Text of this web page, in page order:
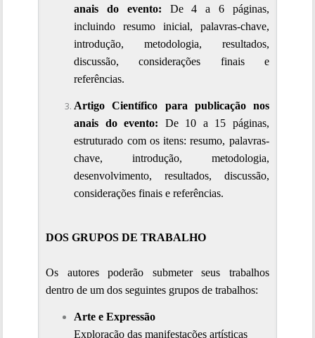
anais do evento: De 4 a 6 páginas,
incluindo resumo inicial, palavras-chave,
introdução, metodologia, resultados,
discussão, considerações finais e
referências.
Artigo Científico para publicação nos
anais do evento: De 10 a 15 páginas,
estruturado com os itens: resumo, palavras-
chave, introdução, metodologia,
desenvolvimento, resultados, discussão,
considerações finais e referências.
DOS GRUPOS DE TRABALHO
Os autores poderão submeter seus trabalhos
dentro de um dos seguintes grupos de trabalhos:
Arte e Expressão
Exploração das manifestações artísticas